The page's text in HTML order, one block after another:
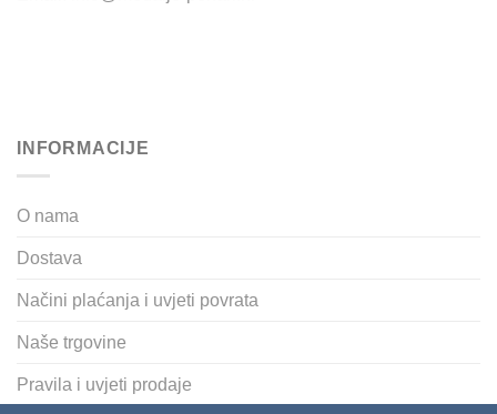
INFORMACIJE
O nama
Dostava
Načini plaćanja i uvjeti povrata
Naše trgovine
Pravila i uvjeti prodaje